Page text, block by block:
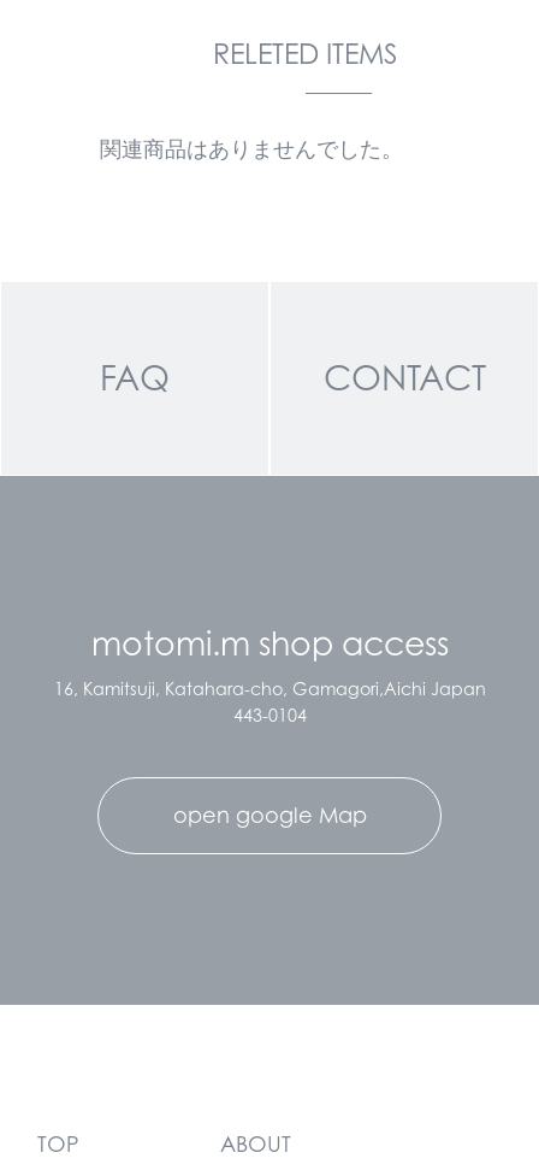
RELETED ITEMS
関連商品はありませんでした。
FAQ CONTACT
motomi.m shop access
16, Kamitsuji, Katahara-cho, Gamagori,Aichi Japan
443-0104
open google Map
TOP
ABOUT